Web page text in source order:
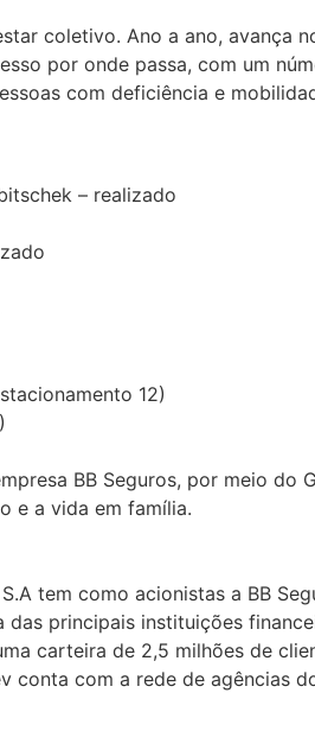
coletivo. Ano a ano,
por onde passa, com um
com deficiência e
– realizado
12)
BB Seguros, por meio
e a vida em família.
tem como acionistas a BB
principais instituições
carteira de 2,5 milhões de
com a rede de agências